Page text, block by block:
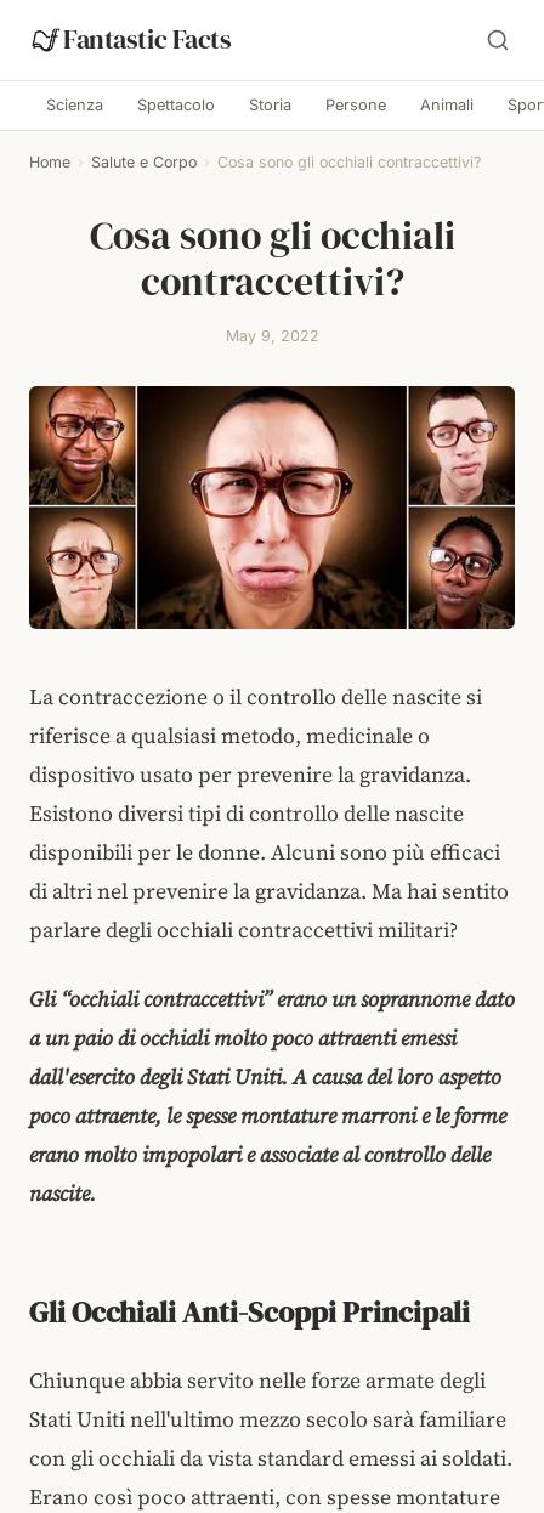
Fantastic Facts
Scienza Spettacolo Storia Persone Animali
Home › Salute e Corpo › Cosa sono gli occhiali contraccettivi?
Cosa sono gli occhiali
contraccettivi?
May 9, 2022
La contraccezione o il controllo delle nascite si
riferisce a qualsiasi metodo, medicinale o
dispositivo usato per prevenire la gravidanza.
Esistono diversi tipi di controllo delle nascite
disponibili per le donne. Alcuni sono più efficaci
di altri nel prevenire la gravidanza. Ma hai sentito
parlare degli occhiali contraccettivi militari?
Gli “occhiali contraccettivi” erano un soprannome dato
a un paio di occhiali molto poco attraenti emessi
dall'esercito degli Stati Uniti. A causa del loro aspetto
poco attraente, le spesse montature marroni e le forme
erano molto impopolari e associate al controllo delle
nascite.
Gli Occhiali Anti-Scoppi Principali
Chiunque abbia servito nelle forze armate degli
Stati Uniti nell'ultimo mezzo secolo sarà familiare
con gli occhiali da vista standard emessi ai soldati.
Erano così poco attraenti, con spesse montature